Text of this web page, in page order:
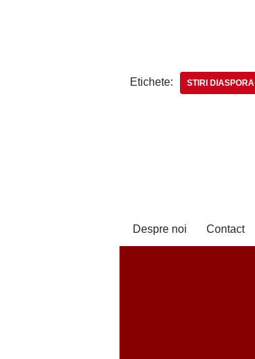
Etichete: STIRI DIASPORA
Despre noi Contact